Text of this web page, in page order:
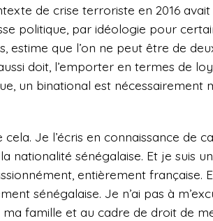
de crise terroriste en 2016
politique, par idéologie pour
estime que l’on ne peut être de
doit, l’emporter en termes de
un binational est nécessairement
cela. Je l’écris en connaissance de
nationalité sénégalaise. Et je suis
entièrement française.
sénégalaise. Je n’ai pas à
ma famille et au cadre de droit de